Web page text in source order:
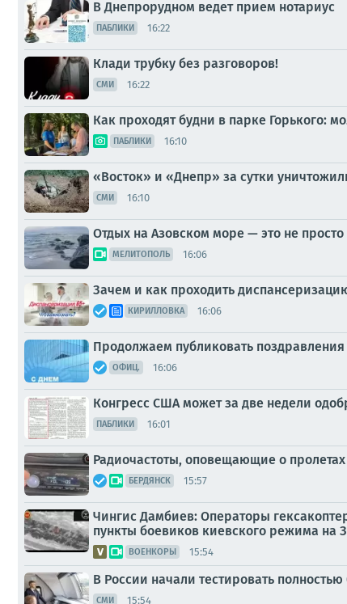
В Днепрорудном ведет прием нотариус
ПАБЛИКИ 16:22
Клади трубку без разговоров!
СМИ 16:22
Как проходят будни в парке Горького:
ПАБЛИКИ 16:10
«Восток» и «Днепр» за сутки
СМИ 16:10
Отдых на Азовском море — это не
МЕЛИТОПОЛЬ 16:06
Зачем и как проходить
КИРИЛЛОВКА 16:06
Продолжаем публиковать
ОФИЦ. 16:06
Конгресс США может за две недели
ПАБЛИКИ 16:01
Радиочастоты, оповещающие о
БЕРДЯНСК 15:57
Чингис Дамбиев: Операторы
пункты боевиков киевского режима на
ВОЕНКОРЫ 15:54
В России начали тестировать
СМИ 15:54